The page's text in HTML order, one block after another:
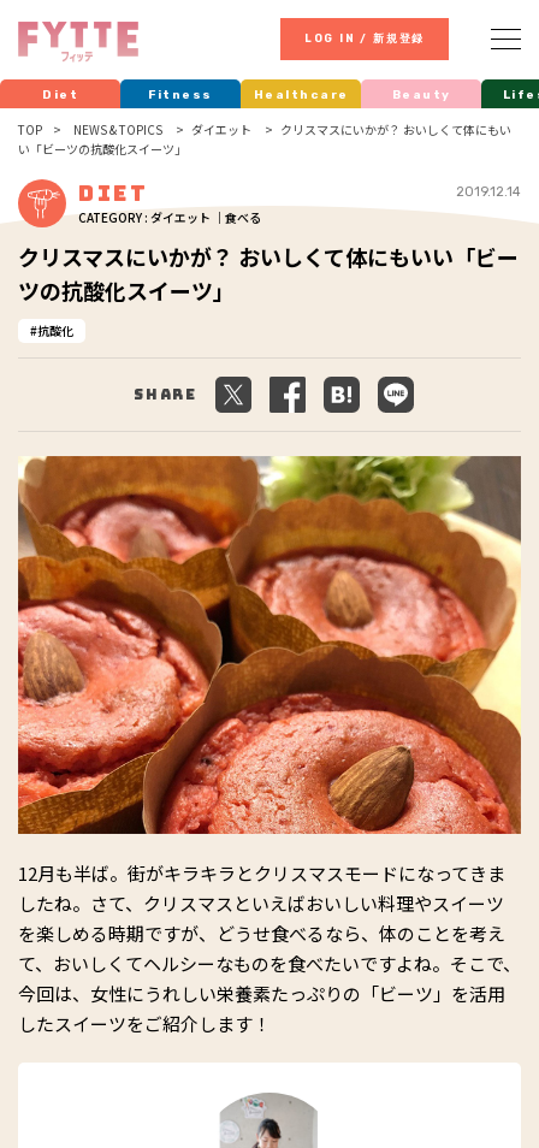
LOG IN / 新規登録
Diet Fitness Healthcare Beauty
TOP NEWS & TOPICS ダイエット
クリスマスにいかが？ おいしくて体にもい
い「ビーツの抗酸化スイーツ」
Diet
CATEGORY : ダイエット ｜食べる
2019.12.14
クリスマスにいかが？ おいしくて体にもいい「ビー
ツの抗酸化スイーツ」
抗酸化
Share
12月も半ば。街がキラキラとクリスマスモードになってきま
したね。さて、クリスマスといえばおいしい料理やスイーツ
を楽しめる時期ですが、どうせ食べるなら、体のことを考え
て、おいしくてヘルシーなものを食べたいですよね。そこで、
今回は、女性にうれしい栄養素たっぷりの「ビーツ」を活用
したスイーツをご紹介します！